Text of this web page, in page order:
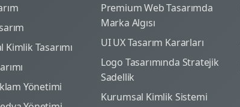
Kimlik Tasarımı
Yönetimi
Premium Web Tasarımda
Marka Algısı
UI UX Tasarım Kararları
Logo Tasarımında Stratejik
Sadellik
Kurumsal Kimlik Sistemi